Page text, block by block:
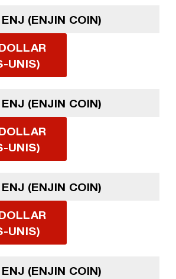
(ENJIN COIN)
UNIS)
(ENJIN COIN)
UNIS)
(ENJIN COIN)
UNIS)
(ENJIN COIN)